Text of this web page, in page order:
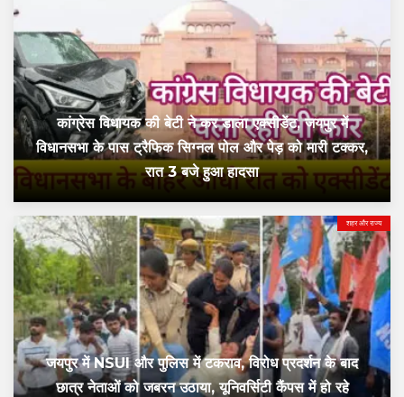
कांग्रेस विधायक की बेटी ने कर डाला एक्सीडेंट, जयपुर में
विधानसभा के पास ट्रैफिक सिग्नल पोल और पेड़ को मारी टक्कर,
रात 3 बजे हुआ हादसा
शहर और राज्य
जयपुर में NSUI और पुलिस में टकराव, विरोध प्रदर्शन के बाद
छात्र नेताओं को जबरन उठाया, यूनिवर्सिटी कैंपस में हो रहे